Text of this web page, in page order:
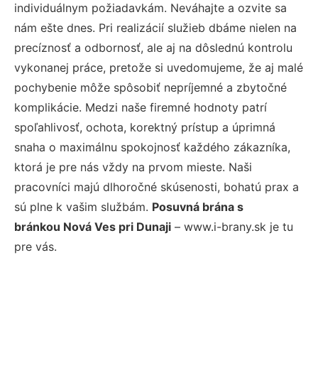
individuálnym požiadavkám. Neváhajte a ozvite sa
nám ešte dnes. Pri realizácií služieb dbáme nielen na
precíznosť a odbornosť, ale aj na dôslednú kontrolu
vykonanej práce, pretože si uvedomujeme, že aj malé
pochybenie môže spôsobiť nepríjemné a zbytočné
komplikácie. Medzi naše firemné hodnoty patrí
spoľahlivosť, ochota, korektný prístup a úprimná
snaha o maximálnu spokojnosť každého zákazníka,
ktorá je pre nás vždy na prvom mieste. Naši
pracovníci majú dlhoročné skúsenosti, bohatú prax a
sú plne k vašim službám. Posuvná brána s
bránkou Nová Ves pri Dunaji – www.i-brany.sk je tu
pre vás.